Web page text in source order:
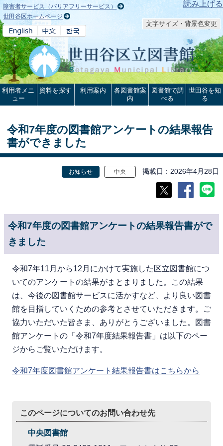
本文へ 読み上げる
障害者サービス（バリアフリーサービス）
世田谷区ホームページ
文字サイズ・背景色変更
利用者メニ
ュー
資料を探す 利用案内
各図書館案
内
図書館で調
べる
世田谷を知
る
令和7年度の図書館アンケートの結果報告
書ができました
お知らせ 中央 掲載日 2026年4月28日
令和7年度の図書館アンケートの結果報告書がで
きました
令和7年11月から12月にかけて実施した区立図書館につ
いてのアンケートの結果がまとまりました。この結果
は、今後の図書館サービスに活かすなど、より良い図書
館を目指していくための参考とさせていただきます。ご
協力いただいた皆さま、ありがとうございました。図書
館アンケートの「令和7年度結果報告書」は以下のペー
ジからご覧いただけます。
令和7年度図書館アンケート結果報告書はこちらから
このページについてのお問い合わせ先
中央図書館